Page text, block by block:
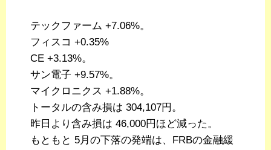
テックファーム +7.06%。
フィスコ +0.35%
CE +3.13%。
サン電子 +9.57%。
マイクロニクス +1.88%。
トータルの含み損は 304,107円。
昨日より含み損は 46,000円ほど減った。
もともと 5月の下落の発端は、FRBの金融緩